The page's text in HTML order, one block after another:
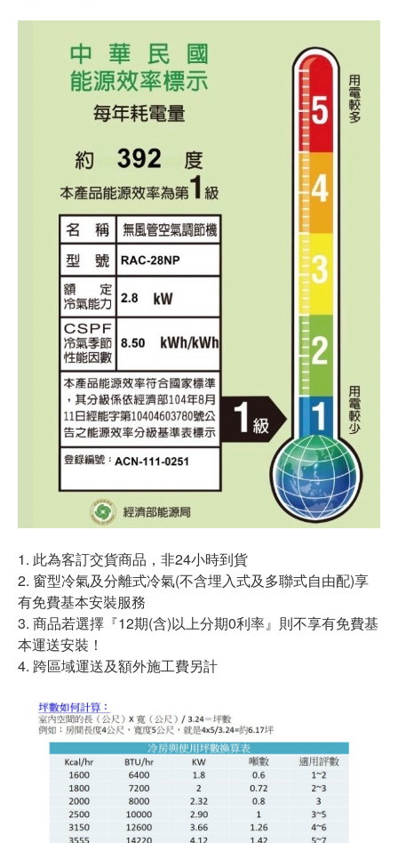
1. 此為客訂交貨商品，非24小時到貨
2. 窗型冷氣及分離式冷氣(不含埋入式及多聯式自由配)享
有免費基本安裝服務
3. 商品若選擇『12期(含)以上分期0利率』則不享有免費基
本運送安裝！
4. 跨區域運送及額外施工費另計